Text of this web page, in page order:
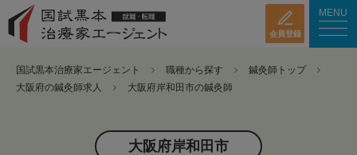
会員登録
MENU
国試黒本治療家エージェント 職種から探す
鍼灸師トップ
大阪府の鍼灸師求人
大阪府岸和田市の鍼灸師
大阪府岸和田市